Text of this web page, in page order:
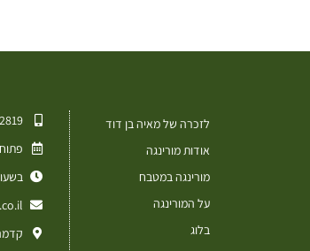
לזכרה של מאיה בן דוד
אודות מורינגה
מורינגה במטבח
על המורינגה
בלוג
בשעות
קדמה 1, מושב